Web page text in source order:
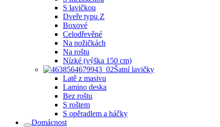
S lavičkou
Dveře typu Z
Boxové
Celodřevěné
Na nožičkách
Na roštu
Nízké (výška 150 cm)
Šatní lavičky
Latě z masivu
Lamino deska
Bez roštu
S roštem
S opěradlem a háčky
Domácnost